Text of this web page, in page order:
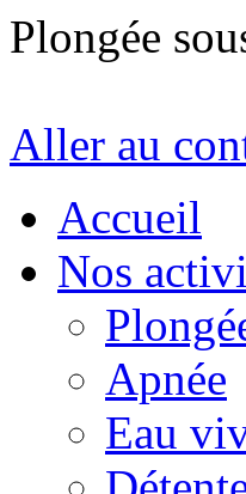
Plongée
Aller au
Accueil
Nos
Apnée
Eau